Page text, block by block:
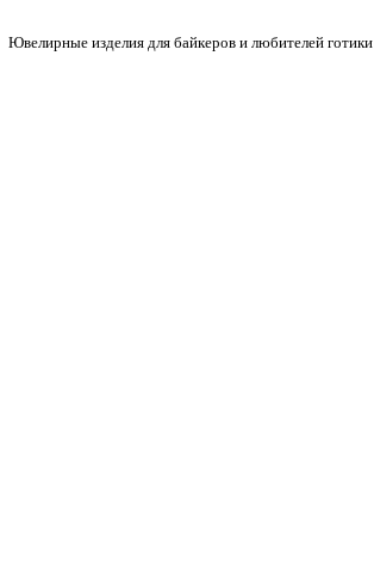
Ювелирные изделия для байкеров и любителей готики